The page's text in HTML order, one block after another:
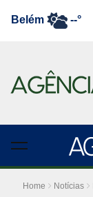
Belém --°
Home Notícias